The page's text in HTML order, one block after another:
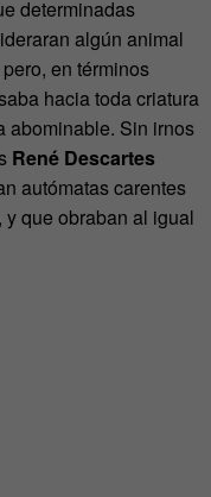
determinadas
algún animal
en términos
hacia toda criatura
abominable. Sin irnos
René Descartes
autómatas carentes
que obraban al igual